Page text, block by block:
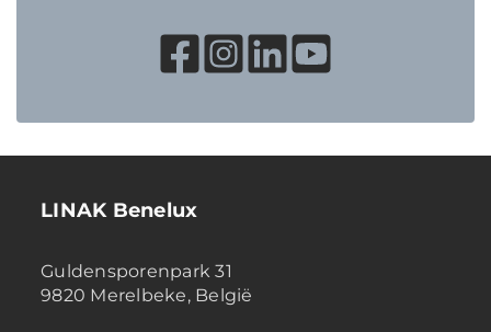
LINAK Benelux
Guldensporenpark 31
9820 Merelbeke, België